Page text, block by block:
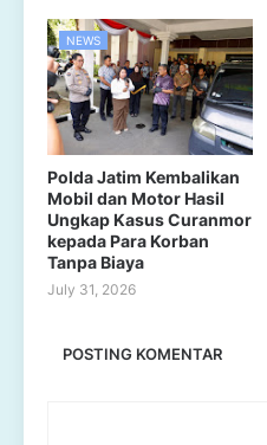
NEWS
Polda Jatim Kembalikan
Mobil dan Motor Hasil
Ungkap Kasus Curanmor
kepada Para Korban
Tanpa Biaya
July 31, 2026
POSTING KOMENTAR